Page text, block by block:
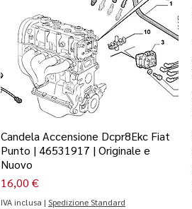
Candela Accensione Dcpr8Ekc Fiat
Punto | 46531917 | Originale e
Nuovo
Prezzo
16,00 €
IVA inclusa | Spedizione Standard